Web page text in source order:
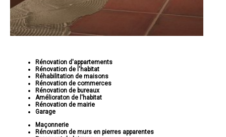
Rénovation d'appartements
Rénovation de l'habitat
Réhabilitation de maisons
Rénovation de commerces
Rénovation de bureaux
Amélioraton de l'habitat
Rénovation de mairie
Garage
Maçonnerie
Rénovation de murs en pierres apparentes